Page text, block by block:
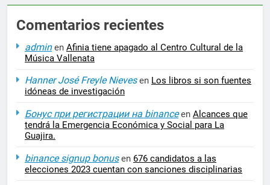
Comentarios recientes
adminen Afinia tiene apagado al Centro Cultural de la
Música Vallenata
Hanner José Freyle Nievesen Los libros si son fuentes
idóneas de investigación
Бонус при регистрации на binanceen Alcances que
tendrá la Emergencia Económica y Social para La
Guajira.
binance signup bonusen 676 candidatos a las
elecciones 2023 cuentan con sanciones disciplinarias